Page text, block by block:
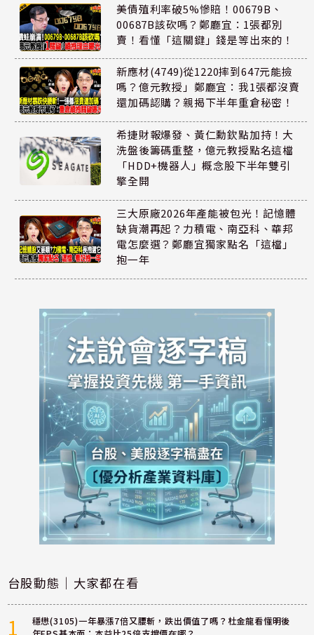
美債殖利率破5%慘賠！00679B、
00687B該砍嗎？鄭廳宜：1張都別
賣！看懂「這關鍵」錢是等出來的！
新應材(4749)從1220摔到647元能撿
嗎？億元教授」鄭廳宜：我1張都沒賣
還加碼認購？親揭下半年重倉秘密！
希捷財報爆發、黃仁勳欽點加持！大
洗盤後籌碼重整，億元教授點名這檔
「HDD+機器人」概念股下半年雙引
擎全開
三大原廠2026年產能被包光！記憶體
缺貨潮再起？力積電、南亞科、華邦
電怎麼選？鄭廳宜獨家點名「這檔」
抱一年
台股動態｜大家都在看
1
穩懋(3105)一年暴漲7倍又腰斬，跌出價值了嗎？杜金龍看懂明後